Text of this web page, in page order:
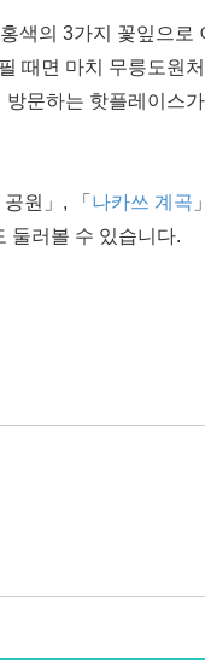
색의 3가지 꽃잎으로
때면 마치 무릉도원
방문하는 핫플레이스가
원」, 「 나카쓰 계곡 」
둘러볼 수 있습니다.